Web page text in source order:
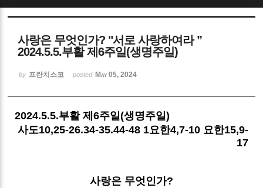
사랑은 무엇인가? "서로 사랑하여라 ”
2024.5.5.부활 제6주일(생명주일)
by 프란치스코 posted May 05, 2024
2024.5.5.부활 제6주일(생명주일)
사도10,25-26.34-35.44-48 1요한4,7-10 요한15,9-
17
사랑은 무엇인가?
Sketchbook5, 스케치북5
Sketchbook5, 스케치북5